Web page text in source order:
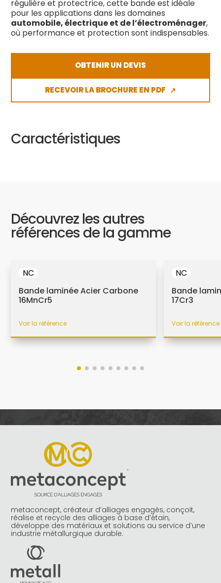
régulière et protectrice, cette bande est idéale
pour les applications dans les domaines
automobile, électrique et de l’électroménager,
où performance et protection sont indispensables.
OBTENIR UN DEVIS
RECEVOIR LA BROCHURE EN PDF ↗
Caractéristiques
Découvrez les autres
références de la gamme
NC
Bande laminée Acier Carbone
16MnCr5
Voir la référence
NC
Bande
17Cr3
Voir la référence
metaconcept, créateur d’alliages engagés, conçoit,
réalise et recycle des alliages à base d’étain,
développe des matériaux et solutions au service d’une
industrie métallurgique durable.